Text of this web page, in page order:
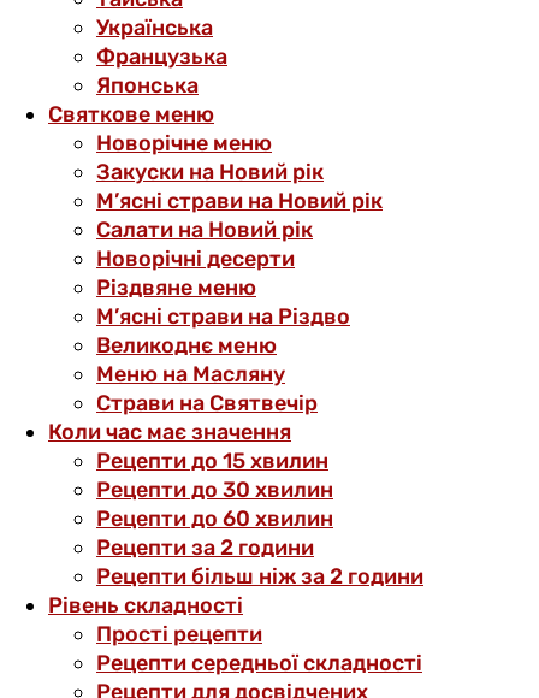
Українська
Французька
Японська
Святкове меню
Новорічне меню
Закуски на Новий рік
М’ясні страви на Новий рік
Салати на Новий рік
Новорічні десерти
Різдвяне меню
М’ясні страви на Різдво
Великоднє меню
Меню на Масляну
Страви на Святвечір
Коли час має значення
Рецепти до 15 хвилин
Рецепти до 30 хвилин
Рецепти до 60 хвилин
Рецепти за 2 години
Рецепти більш ніж за 2 години
Рівень складності
Прості рецепти
Рецепти середньої складності
Рецепти для досвідчених